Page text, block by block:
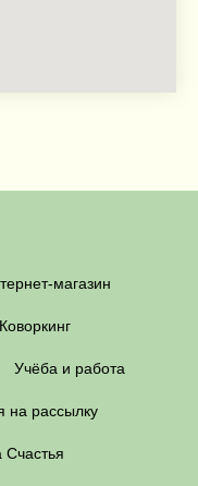
магазин
Коворкинг
Учёба и работа
на рассылку